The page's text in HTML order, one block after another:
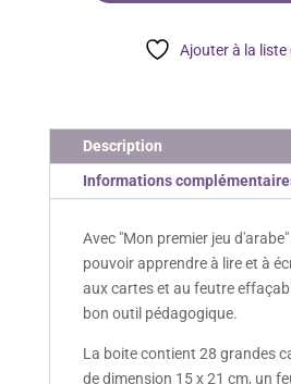
d'arabe
Ajouter à la liste
Description
Informations
Avec "Mon premier jeu
pouvoir apprendre à lire et à
aux cartes et au feutre
bon outil pédagogique.
La boite contient 28 grandes
de dimension 15 x 21 cm, un